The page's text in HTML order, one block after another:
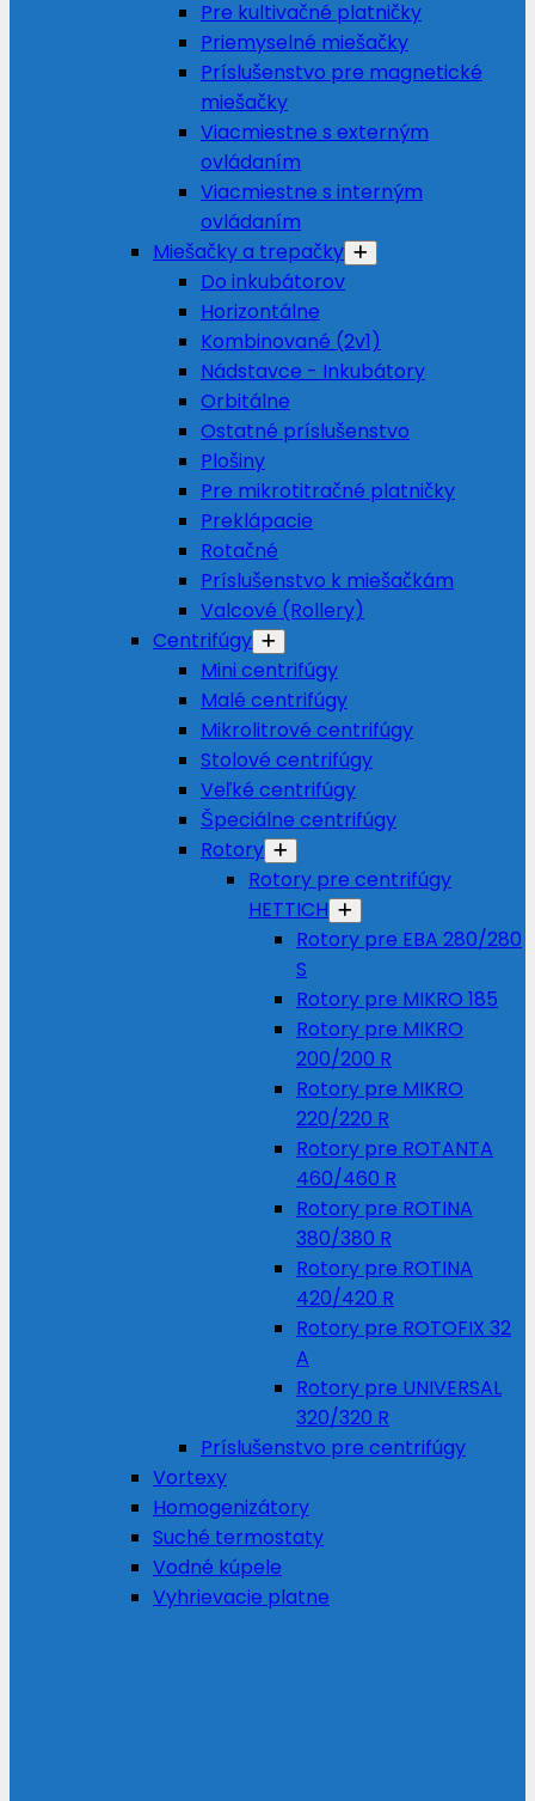
Pre kultivačné platničky
Priemyselné miešačky
Príslušenstvo pre magnetické
miešačky
Viacmiestne s externým
ovládaním
Viacmiestne s interným
ovládaním
Miešačky a trepačky
Do inkubátorov
Horizontálne
Kombinované (2v1)
Nádstavce - Inkubátory
Orbitálne
Ostatné príslušenstvo
Plošiny
Pre mikrotitračné platničky
Preklápacie
Rotačné
Príslušenstvo k miešačkám
Valcové (Rollery)
Centrifúgy
Mini centrifúgy
Malé centrifúgy
Mikrolitrové centrifúgy
Stolové centrifúgy
Veľké centrifúgy
Špeciálne centrifúgy
Rotory
Rotory pre centrifúgy
HETTICH
Rotory pre EBA 280/280
S
Rotory pre MIKRO 185
Rotory pre MIKRO
200/200 R
Rotory pre MIKRO
220/220 R
Rotory pre ROTANTA
460/460 R
Rotory pre ROTINA
380/380 R
Rotory pre ROTINA
420/420 R
Rotory pre ROTOFIX 32
A
Rotory pre UNIVERSAL
320/320 R
Príslušenstvo pre centrifúgy
Vortexy
Homogenizátory
Suché termostaty
Vodné kúpele
Vyhrievacie platne